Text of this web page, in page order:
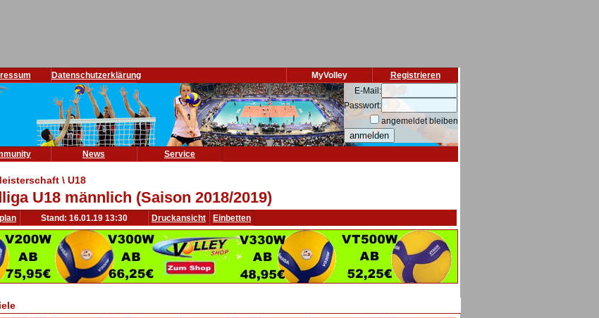
Datenschutzerklärung Registrieren
MyVolley
E-Mail:
Passwort:
angemeldet bleiben
News
Service
\ U18
U18 männlich (Saison 2018/2019)
Stand: 16.01.19 13:30 Druckansicht Einbetten